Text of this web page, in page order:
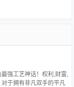
强工艺神话！权利,财富,
于拥有非凡双手的平凡